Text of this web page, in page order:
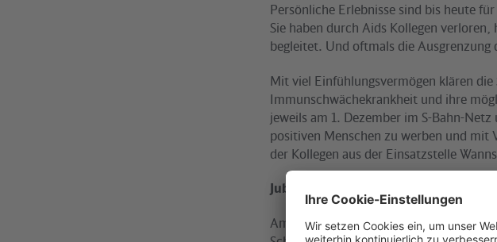
Persönliche Erlebnisse sind bis heute
Sie haben durch Aids Kollegen
begleitet. Und oftmals die Ausgrenzung
Mit viel Einfühlungsvermögen klären
Immunschwächekrankheit und ihre
jeweils am 1. Dezember im S-Bahn-
positiven Menschen zu werben und mit
der Kollegen aus der Einsatzstelle
Jubiläums-Tour startet am S-
Am Freitag, 1. Dezember, 11 Uhr,